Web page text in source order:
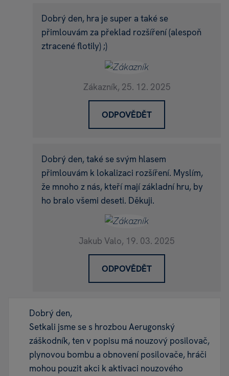
Dobrý den, hra je super a také se
přimlouvám za překlad rozšíření (alespoň
ztracené flotily) ;)
Zákazník, 25. 12. 2025
ODPOVĚDĚT
Dobrý den, také se svým hlasem
přimlouvám k lokalizaci rozšíření. Myslím,
že mnoho z nás, kteří mají základní hru, by
ho bralo všemi deseti. Děkuji.
Jakub Valo, 19. 03. 2025
ODPOVĚDĚT
Dobrý den,
Setkali jsme se s hrozbou Aerugonský
záškodník, ten v popisu má nouzový posilovač,
plynovou bombu a obnovení posilovače, hráči
mohou pouzit akci k aktivaci nouzového